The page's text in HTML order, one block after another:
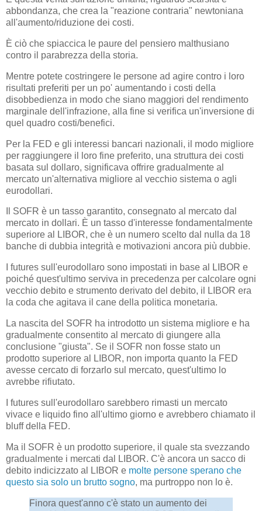
abbondanza, che crea la "reazione contraria" newtoniana
all'aumento/riduzione dei costi.
È ciò che spiaccica le paure del pensiero malthusiano
contro il parabrezza della storia.
Mentre potete costringere le persone ad agire contro i loro
risultati preferiti per un po' aumentando i costi della
disobbedienza in modo che siano maggiori del rendimento
marginale dell'infrazione, alla fine si verifica un'inversione di
quel quadro costi/benefici.
Per la FED e gli interessi bancari nazionali, il modo migliore
per raggiungere il loro fine preferito, una struttura dei costi
basata sul dollaro, significava offrire gradualmente al
mercato un'alternativa migliore al vecchio sistema o agli
eurodollari.
Il SOFR è un tasso garantito, consegnato al mercato dal
mercato in dollari. È un tasso d'interesse fondamentalmente
superiore al LIBOR, che è un numero scelto dal nulla da 18
banche di dubbia integrità e motivazioni ancora più dubbie.
I futures sull'eurodollaro sono impostati in base al LIBOR e
poiché quest'ultimo serviva in precedenza per calcolare ogni
vecchio debito e strumento derivato del debito, il LIBOR era
la coda che agitava il cane della politica monetaria.
La nascita del SOFR ha introdotto un sistema migliore e ha
gradualmente consentito al mercato di giungere alla
conclusione "giusta". Se il SOFR non fosse stato un
prodotto superiore al LIBOR, non importa quanto la FED
avesse cercato di forzarlo sul mercato, quest'ultimo lo
avrebbe rifiutato.
I futures sull'eurodollaro sarebbero rimasti un mercato
vivace e liquido fino all'ultimo giorno e avrebbero chiamato il
bluff della FED.
Ma il SOFR è un prodotto superiore, il quale sta svezzando
gradualmente i mercati dal LIBOR. C'è ancora un sacco di
debito indicizzato al LIBOR e molte persone sperano che
questo sia solo un brutto sogno, ma purtroppo non lo è.
Finora quest'anno c'è stato un aumento dei